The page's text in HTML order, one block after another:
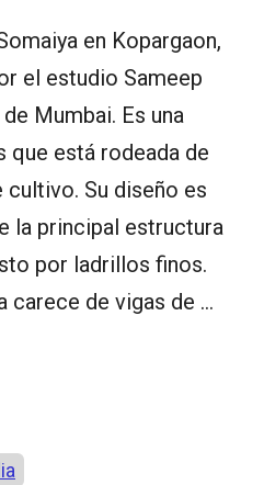
en Kopargaon,
el estudio Sameep
Mumbai. Es una
que está rodeada de
Su diseño es
la principal estructura
por ladrillos finos.
carece de vigas de …